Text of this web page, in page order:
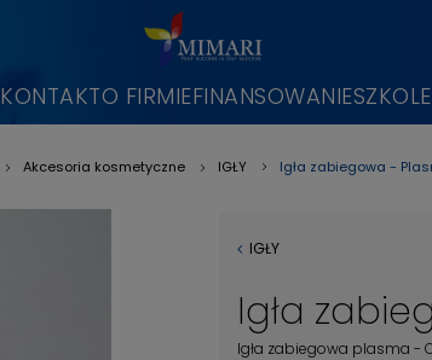
KONTAKTO FIRMIEFINANSOWANIE
Akcesoria kosmetyczne IGŁY Igła zabiegowa -
IGŁY
Igła
Igła zabiegowa plasma -